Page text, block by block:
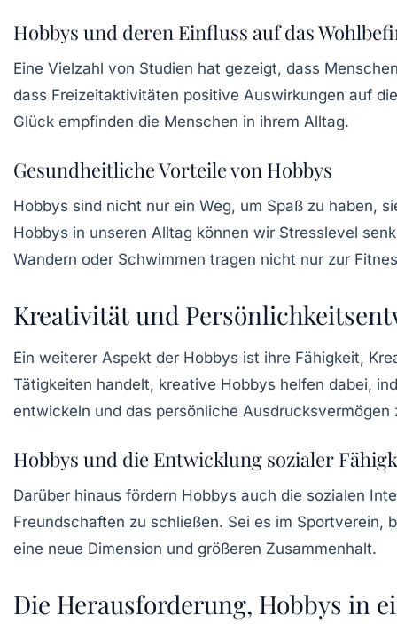
Hobbys und deren Einfluss auf das
Eine Vielzahl von Studien hat gezeigt, dass
dass Freizeitaktivitäten positive Auswirkungen auf
Glück empfinden die Menschen in ihrem Alltag.
Gesundheitliche Vorteile von Hobbys
Hobbys sind nicht nur ein Weg, um Spaß zu haben,
Hobbys in unseren Alltag können wir Stresslevel
Wandern oder Schwimmen tragen nicht nur zur
Kreativität und
Ein weiterer Aspekt der Hobbys ist ihre Fähigkeit,
Tätigkeiten handelt, kreative Hobbys helfen dabei,
entwickeln und das persönliche Ausdrucksvermögen
Hobbys und die Entwicklung sozialer
Darüber hinaus fördern Hobbys auch die sozialen
Freundschaften zu schließen. Sei es im Sportverein,
eine neue Dimension und größeren Zusammenhalt.
Die Herausforderung, Hobbys in